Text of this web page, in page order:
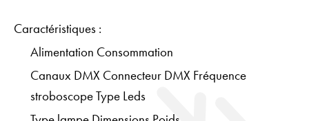
Caractéristiques :
Alimentation Consommation
Canaux DMX Connecteur DMX Fréquence
stroboscope Type Leds